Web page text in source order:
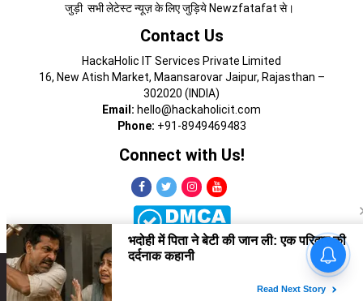
जुड़ी सभी लेटेस्ट न्यूज़ के लिए जुड़िये Newzfatafat से।
Contact Us
HackaHolic IT Services Private Limited
16, New Atish Market, Maansarovar Jaipur, Rajasthan –
302020 (INDIA)
Email: hello@hackaholicit.com
Phone: +91-8949469483
Connect with Us!
Copyright © 2024 HackaHolic IT Services Private Limited
About Us
Terms of Use Advertise with Us